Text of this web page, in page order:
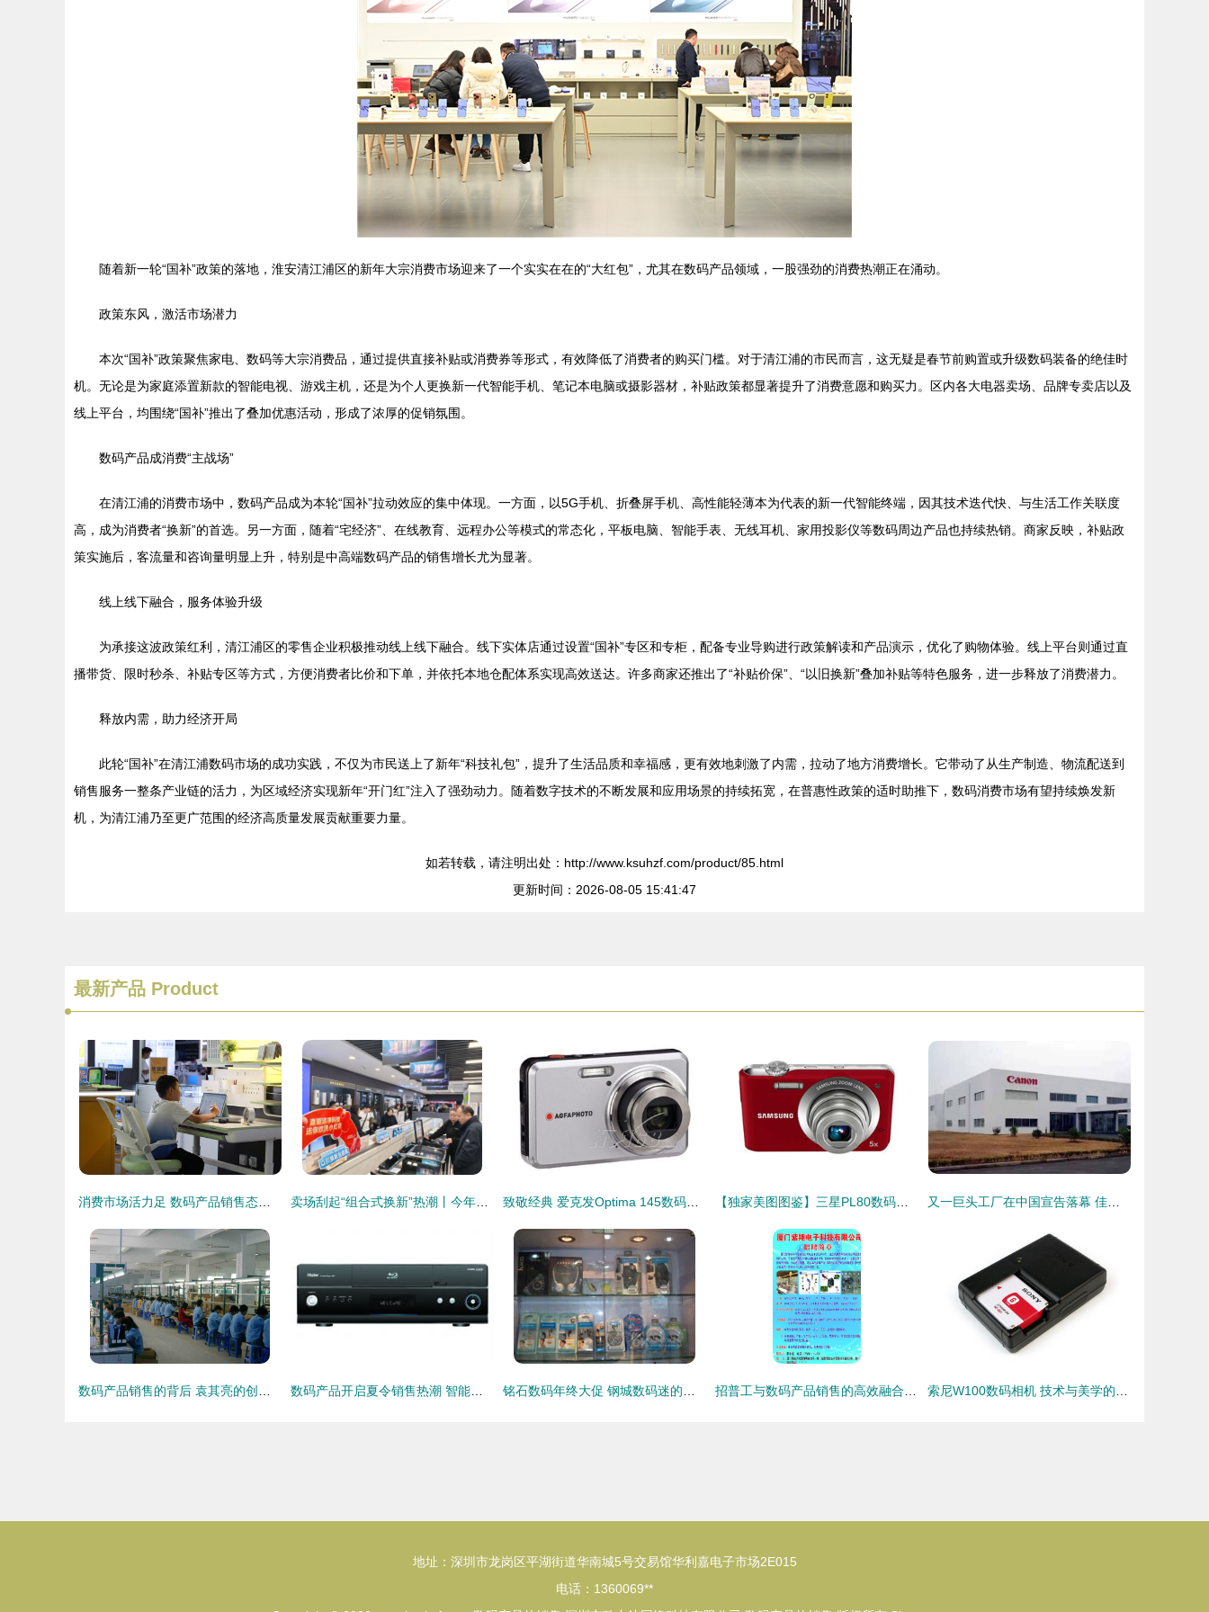
随着新一轮“国补”政策的落地，淮安清江浦区的新年大宗消费市场迎来了一个实实在在的“大红包”，尤其在数码产品领域，一股强劲的消费热潮正在涌动。
政策东风，激活市场潜力
本次“国补”政策聚焦家电、数码等大宗消费品，通过提供直接补贴或消费券等形式，有效降低了消费者的购买门槛。对于清江浦的市民而言，这无疑是春节前购置或升级数码装备的绝佳时
机。无论是为家庭添置新款的智能电视、游戏主机，还是为个人更换新一代智能手机、笔记本电脑或摄影器材，补贴政策都显著提升了消费意愿和购买力。区内各大电器卖场、品牌专卖店以及
线上平台，均围绕“国补”推出了叠加优惠活动，形成了浓厚的促销氛围。
数码产品成消费“主战场”
在清江浦的消费市场中，数码产品成为本轮“国补”拉动效应的集中体现。一方面，以5G手机、折叠屏手机、高性能轻薄本为代表的新一代智能终端，因其技术迭代快、与生活工作关联度
高，成为消费者“换新”的首选。另一方面，随着“宅经济”、在线教育、远程办公等模式的常态化，平板电脑、智能手表、无线耳机、家用投影仪等数码周边产品也持续热销。商家反映，补贴政
策实施后，客流量和咨询量明显上升，特别是中高端数码产品的销售增长尤为显著。
线上线下融合，服务体验升级
为承接这波政策红利，清江浦区的零售企业积极推动线上线下融合。线下实体店通过设置“国补”专区和专柜，配备专业导购进行政策解读和产品演示，优化了购物体验。线上平台则通过直
播带货、限时秒杀、补贴专区等方式，方便消费者比价和下单，并依托本地仓配体系实现高效送达。许多商家还推出了“补贴价保”、“以旧换新”叠加补贴等特色服务，进一步释放了消费潜力。
释放内需，助力经济开局
此轮“国补”在清江浦数码市场的成功实践，不仅为市民送上了新年“科技礼包”，提升了生活品质和幸福感，更有效地刺激了内需，拉动了地方消费增长。它带动了从生产制造、物流配送到
销售服务一整条产业链的活力，为区域经济实现新年“开门红”注入了强劲动力。随着数字技术的不断发展和应用场景的持续拓宽，在普惠性政策的适时助推下，数码消费市场有望持续焕发新
机，为清江浦乃至更广范围的经济高质量发展贡献重要力量。
如若转载，请注明出处：http://www.ksuhzf.com/product/85.html
更新时间：2026-08-05 15:41:47
最新产品 Product
地址：深圳市龙岗区平湖街道华南城5号交易馆华利嘉电子市场2E015
电话：1360069**